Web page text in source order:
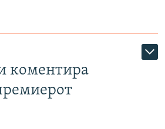
коментира